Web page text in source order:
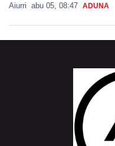
Aiurri abu 05, 08:47 ADUNA